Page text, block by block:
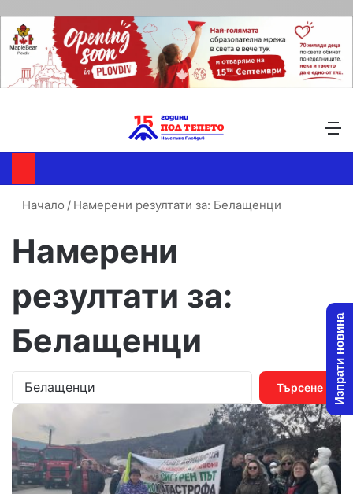
Начало / Намерени резултати за: Белащенци
Намерени
резултати за:
Белащенци
Т
ъ
р
с
е
н
е
Изпрати новина